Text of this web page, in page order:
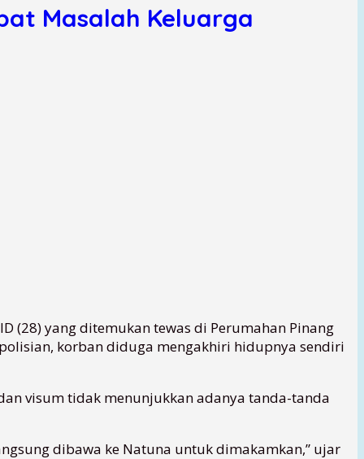
Masalah Keluarga
(28) yang ditemukan tewas di Perumahan Pinang
korban diduga mengakhiri hidupnya sendiri
visum tidak menunjukkan adanya tanda-tanda
dibawa ke Natuna untuk dimakamkan,” ujar